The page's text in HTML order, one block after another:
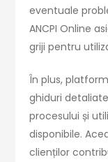
eventuale
ANCPI Online
griji pentru
În plus,
ghiduri
procesului și
disponibile.
clienților